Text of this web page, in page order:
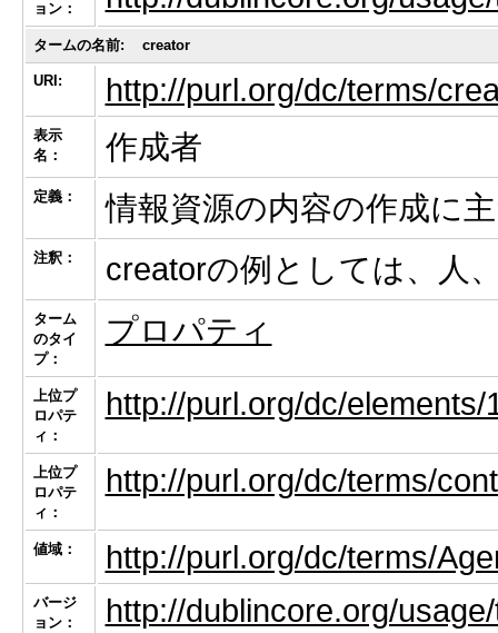
ョン：
タームの名前: creator
URI: http://purl.org/dc/terms/
表示
名：
作成者
定義： 情報資源の内容の作成に
注釈： creatorの例としては、人
ターム
のタイ
プ：
プロパティ
上位プ
ロパテ
ィ：
http://purl.org/dc/elements/
上位プ
ロパテ
ィ：
http://purl.org/dc/terms/
値域： http://purl.org/dc/terms/
バージ
ョン：
http://dublincore.org/